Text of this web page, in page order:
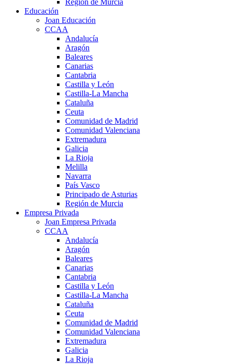
Educación
Joan Educación
CCAA
Andalucía
Aragón
Baleares
Canarias
Cantabria
Castilla y León
Castilla-La Mancha
Cataluña
Ceuta
Comunidad de Madrid
Comunidad Valenciana
Extremadura
Galicia
La Rioja
Melilla
Navarra
País Vasco
Principado de Asturias
Región de Murcia
Empresa Privada
Joan Empresa Privada
CCAA
Andalucía
Aragón
Baleares
Canarias
Cantabria
Castilla y León
Castilla-La Mancha
Cataluña
Ceuta
Comunidad de Madrid
Comunidad Valenciana
Extremadura
Galicia
La Rioja